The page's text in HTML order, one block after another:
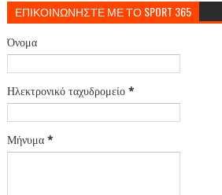
ΕΠΙΚΟΙΝΩΝΗΣΤΕ ΜΕ ΤΟ SPORT 365
Όνομα
Ηλεκτρονικό ταχυδρομείο *
Μήνυμα *